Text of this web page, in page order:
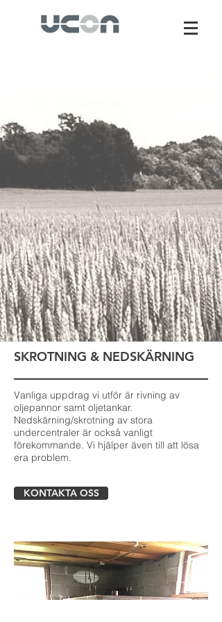
SKROTNING & NEDSKÄRNING
Vanliga uppdrag vi utför är rivning av
oljepannor samt oljetankar.
Nedskärning/skrotning av stora
undercentraler är också vanligt
förekommande. Vi hjälper även till att lösa
era problem.
KONTAKTA OSS